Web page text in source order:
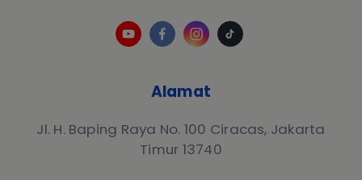
Alamat
Jl. H. Baping Raya No. 100 Ciracas, Jakarta
Timur 13740